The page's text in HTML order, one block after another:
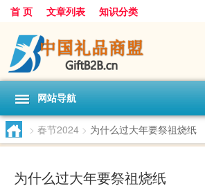
首 页 文章列表 知识分类
网站导航
> 春节2024 > 为什么过大年要祭祖烧纸
为什么过大年要祭祖烧纸